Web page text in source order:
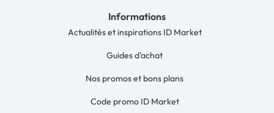
Informations
Actualités et inspirations ID Market
Guides d'achat
Nos promos et bons plans
Code promo ID Market